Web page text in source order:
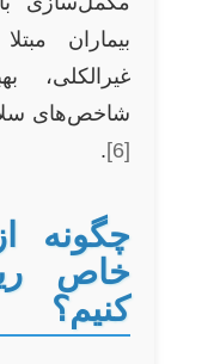
بیماران
غیرالکلی،
شاخص‌های
[6]
.
چگونه
خاص
کنیم؟